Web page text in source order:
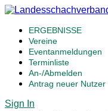
ERGEBNISSE
Vereine
Eventanmeldungen
Terminliste
An-/Abmelden
Antrag neuer Nutzer
Sign In